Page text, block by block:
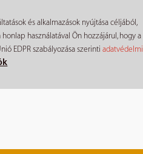
és alkalmazások nyújtása céljából,
használatával Ön hozzájárul, hogy a
EDPR szabályozása szerintiadatvédelmi